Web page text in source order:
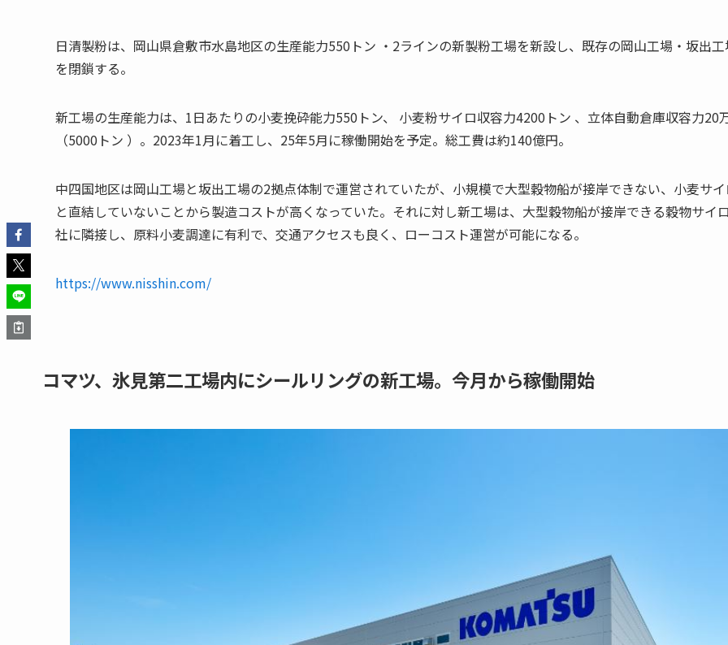
日清製粉は、岡山県倉敷市水島地区の生産能力550トン ・2ラインの新製粉工場を新設し、既存の岡山工場・坂出
を閉鎖する。
新工場の生産能力は、1日あたりの小麦挽砕能力550トン、 小麦粉サイロ収容力4200トン 、立体自動倉庫収容力20
（5000トン ）。2023年1月に着工し、25年5月に稼働開始を予定。総工費は約140億円。
中四国地区は岡山工場と坂出工場の2拠点体制で運営されていたが、小規模で大型穀物船が接岸できない、小麦サ
と直結していないことから製造コストが高くなっていた。それに対し新工場は、大型穀物船が接岸できる穀物サイ
社に隣接し、原料小麦調達に有利で、交通アクセスも良く、ローコスト運営が可能になる。
https://www.nisshin.com/
コマツ、氷見第二工場内にシールリングの新工場。今月から稼働開始